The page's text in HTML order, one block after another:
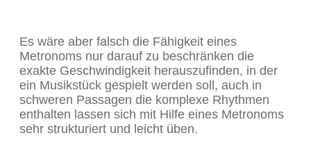
Es wäre aber falsch die Fähigkeit eines
Metronoms nur darauf zu beschränken die
exakte Geschwindigkeit herauszufinden, in der
ein Musikstück gespielt werden soll, auch in
schweren Passagen die komplexe Rhythmen
enthalten lassen sich mit Hilfe eines Metronoms
sehr strukturiert und leicht üben.